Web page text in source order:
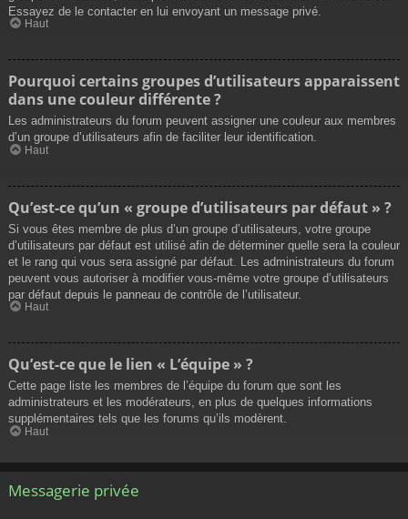
Essayez de le contacter en lui envoyant un message privé.
Haut
Pourquoi certains groupes d’utilisateurs apparaissent
dans une couleur différente ?
Les administrateurs du forum peuvent assigner une couleur aux membres
d’un groupe d’utilisateurs afin de faciliter leur identification.
Haut
Qu’est-ce qu’un « groupe d’utilisateurs par défaut » ?
Si vous êtes membre de plus d’un groupe d’utilisateurs, votre groupe
d’utilisateurs par défaut est utilisé afin de déterminer quelle sera la couleur
et le rang qui vous sera assigné par défaut. Les administrateurs du forum
peuvent vous autoriser à modifier vous-même votre groupe d’utilisateurs
par défaut depuis le panneau de contrôle de l’utilisateur.
Haut
Qu’est-ce que le lien « L’équipe » ?
Cette page liste les membres de l’équipe du forum que sont les
administrateurs et les modérateurs, en plus de quelques informations
supplémentaires tels que les forums qu’ils modèrent.
Haut
Messagerie privée